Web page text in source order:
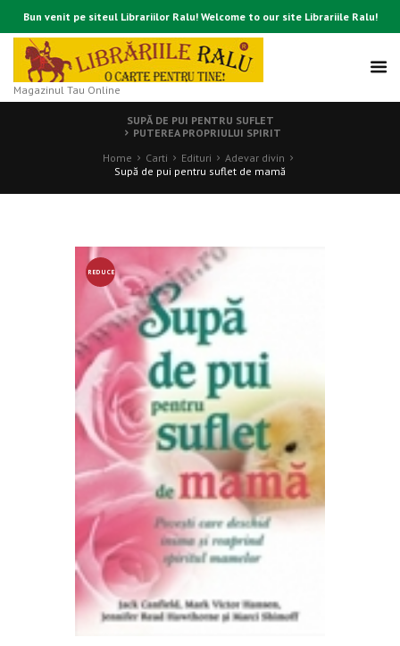
Bun venit pe siteul Librariilor Ralu! Welcome to our site Librariile Ralu!
Magazinul Tau Online
SUPĂ DE PUI PENTRU SUFLET
PUTEREA PROPRIULUI SPIRIT
Home
Carti Edituri
Adevar divin
Supă de pui pentru suflet de mamă
REDUCE